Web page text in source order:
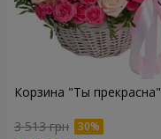
Корзина "Ты прекрасна"
3 513 грн